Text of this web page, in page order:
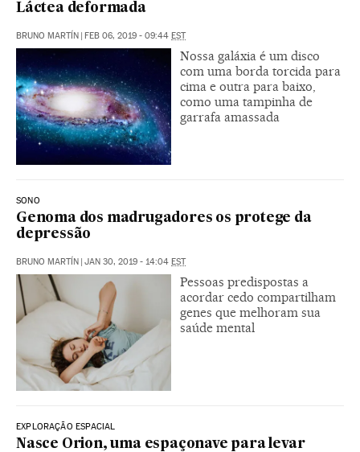
Láctea deformada
BRUNO MARTÍN | FEB 06, 2019 - 09:44 EST
Nossa galáxia é um disco
com uma borda torcida para
cima e outra para baixo,
como uma tampinha de
garrafa amassada
SONO
Genoma dos madrugadores os protege da
depressão
BRUNO MARTÍN | JAN 30, 2019 - 14:04 EST
Pessoas predispostas a
acordar cedo compartilham
genes que melhoram sua
saúde mental
EXPLORAÇÃO ESPACIAL
Nasce Orion, uma espaçonave para levar